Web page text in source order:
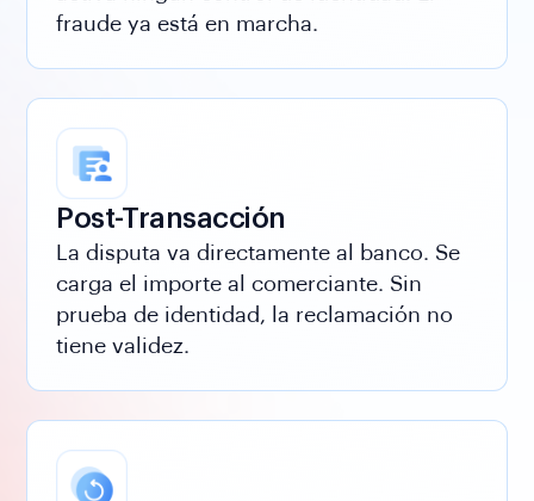
fraude ya está en marcha.
Post-Transacción
La disputa va directamente al banco. Se
carga el importe al comerciante. Sin
prueba de identidad, la reclamación no
tiene validez.